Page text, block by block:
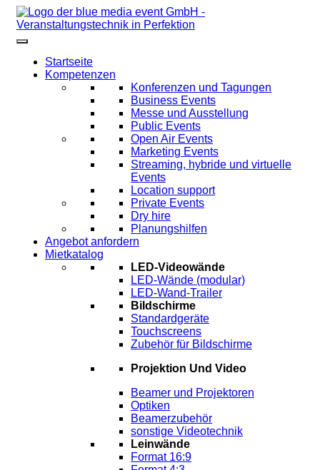
Startseite
Kompetenzen
Konferenzen und Tagungen
Business Events
Messe und Ausstellung
Public Events
Open Air Events
Marketing Events
Streaming, hybride und virtuelle
Events
Location support
Private Events
Dry hire
Planungshilfen
Angebot anfordern
Mietkatalog
LED-Videowände
LED-Wände (modular)
LED-Wand-Trailer
Bildschirme
Standardgeräte
Touchscreens
Zubehör für Bildschirme
Projektion Und Video
Beamer und Projektoren
Optiken
Beamerzubehör
sonstige Videotechnik
Leinwände
Format 16:9